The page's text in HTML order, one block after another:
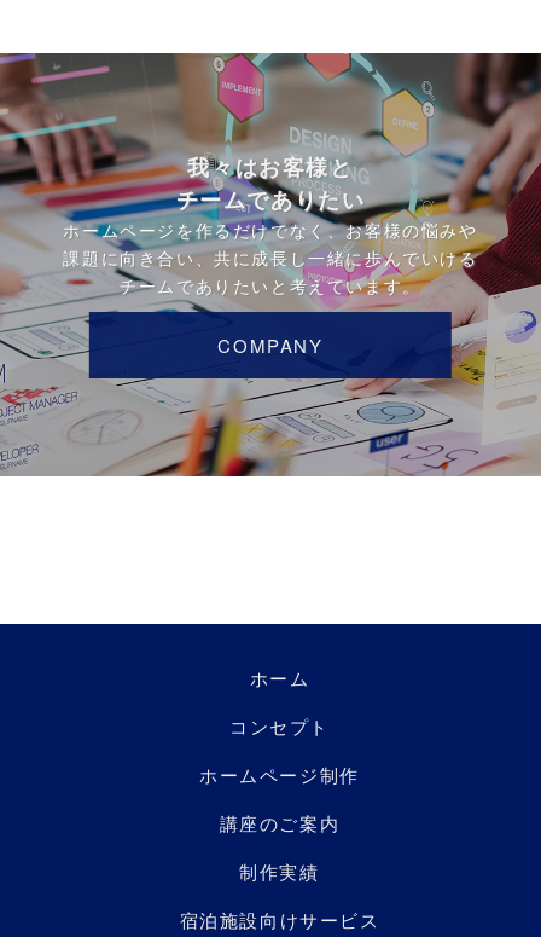
我々はお客様と
チームでありたい
ホームページを作るだけでなく、お客様の悩みや
課題に向き合い、共に成長し一緒に歩んでいける
チームでありたいと考えています。
COMPANY
ホーム
コンセプト
ホームページ制作
講座のご案内
制作実績
宿泊施設向けサービス